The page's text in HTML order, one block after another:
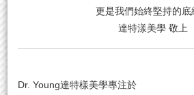
更是我們始終堅持的底
達特漾美學 敬上
Dr. Young達特樣美學專注於